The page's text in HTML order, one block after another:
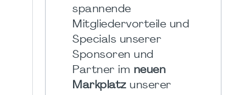
spannende
Mitgliedervorteile und
Specials unserer
Sponsoren und
Partner im neuen
Markplatzunserer